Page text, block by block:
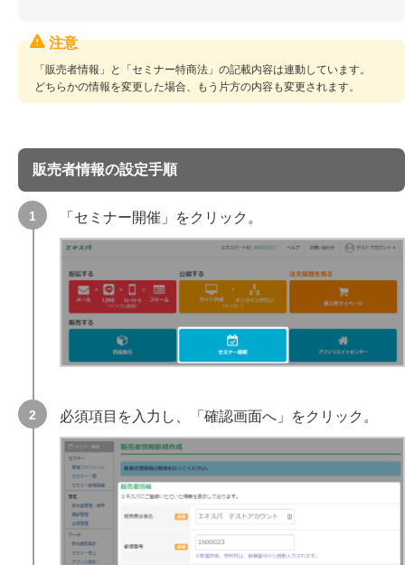
「販売者情報」と「セミナー特商法」の記載内容は連動しています。
どちらかの情報を変更した場合、もう片方の内容も変更されます。
販売者情報の設定手順
「セミナー開催」をクリック。
必須項目を入力し、「確認画面へ」をクリック。